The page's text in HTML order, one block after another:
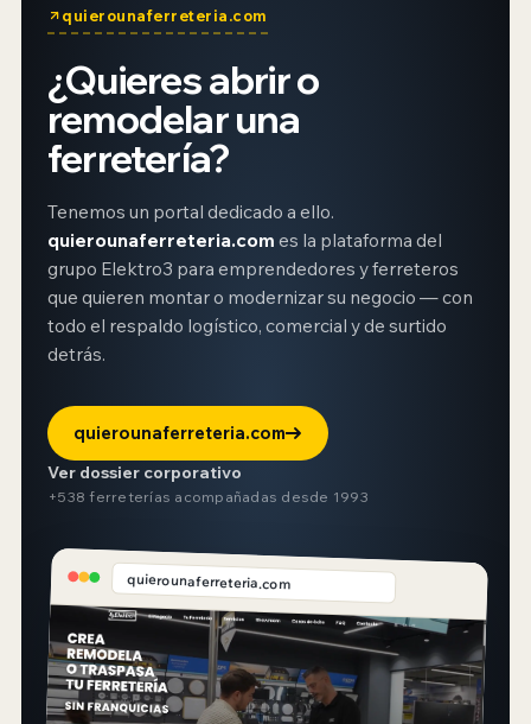
quierounaferreteria.com
¿Quieres abrir o
remodelar una
ferretería?
Tenemos un portal dedicado a ello.
quierounaferreteria.com es la plataforma del
grupo Elektro3 para emprendedores y ferreteros
que quieren montar o modernizar su negocio — con
todo el respaldo logístico, comercial y de surtido
detrás.
quierounaferreteria.com
Ver dossier corporativo
+538 ferreterías acompañadas desde 1993
quierounaferreteria.com